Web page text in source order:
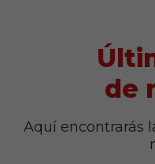
de
Aquí encontrarás